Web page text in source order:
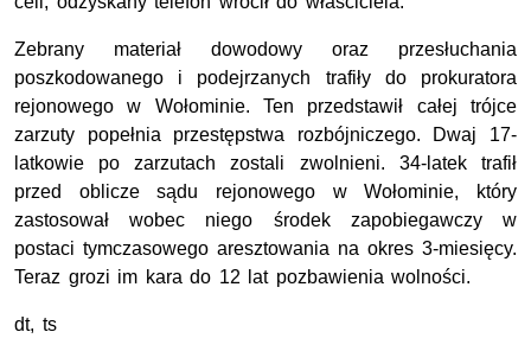
Zebrany materiał dowodowy oraz przesłuchania
poszkodowanego i podejrzanych trafiły do prokuratora
rejonowego w Wołominie. Ten przedstawił całej trójce
zarzuty popełnia przestępstwa rozbójniczego. Dwaj 17-
latkowie po zarzutach zostali zwolnieni. 34-latek trafił
przed oblicze sądu rejonowego w Wołominie, który
zastosował wobec niego środek zapobiegawczy w
postaci tymczasowego aresztowania na okres 3-miesięcy.
Teraz grozi im kara do 12 lat pozbawienia wolności.
dt, ts